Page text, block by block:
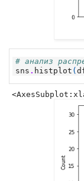
# анализ
sns . histplot (